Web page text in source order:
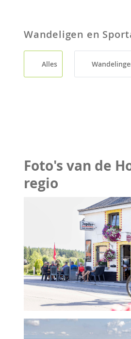
Wandeligen en
Alles
Foto's van de
regio